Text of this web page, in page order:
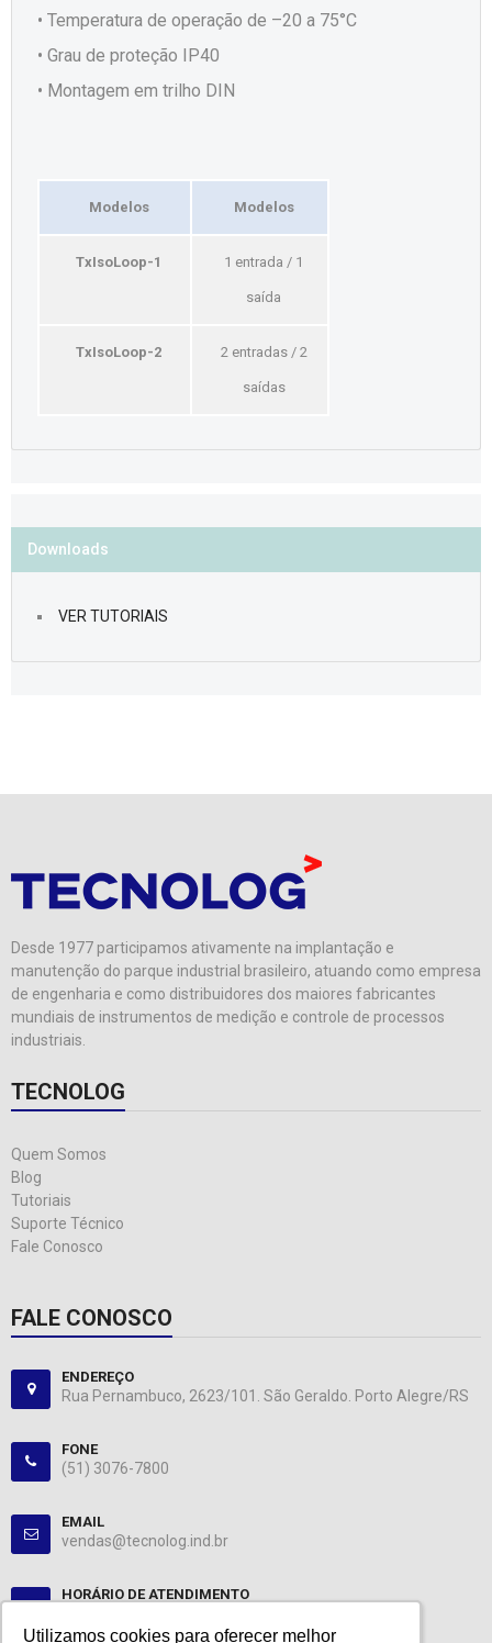
Utilizamos cookies para oferecer melhor
Utilizamos cookies para oferecer melhor
• Temperatura de operação de –20 a 75°C
• Grau de proteção IP40
• Montagem em trilho DIN
Modelos Modelos
TxIsoLoop-1 1 entrada / 1
saída
TxIsoLoop-2 2 entradas / 2
saídas
Downloads
VER TUTORIAIS
Desde 1977 participamos ativamente na implantação e
manutenção do parque industrial brasileiro, atuando como empresa
de engenharia e como distribuidores dos maiores fabricantes
mundiais de instrumentos de medição e controle de processos
industriais.
TECNOLOG
Quem Somos
Blog
Tutoriais
Suporte Técnico
Fale Conosco
FALE CONOSCO
ENDEREÇO
Rua Pernambuco, 2623/101. São Geraldo. Porto Alegre/RS
FONE
(51) 3076-7800
EMAIL
vendas@tecnolog.ind.br
HORÁRIO DE ATENDIMENTO